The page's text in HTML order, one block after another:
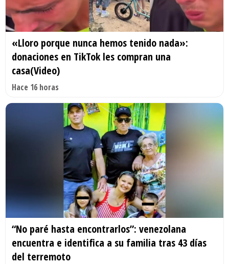
«Lloro porque nunca hemos tenido nada»:
donaciones en TikTok les compran una
casa(Video)
Hace 16 horas
“No paré hasta encontrarlos”: venezolana
encuentra e identifica a su familia tras 43 días
del terremoto